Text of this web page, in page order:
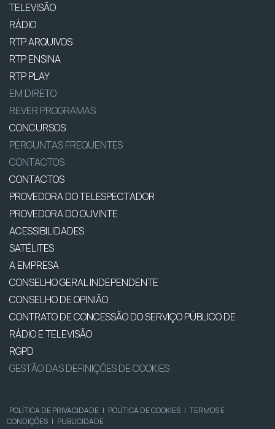
TELEVISÃO
RÁDIO
RTP ARQUIVOS
RTP ENSINA
RTP PLAY
EM DIRETO
REVER PROGRAMAS
CONCURSOS
PERGUNTAS FREQUENTES
CONTACTOS
CONTACTOS
PROVEDORA DO TELESPECTADOR
PROVEDORA DO OUVINTE
ACESSIBILIDADES
SATÉLITES
A EMPRESA
CONSELHO GERAL INDEPENDENTE
CONSELHO DE OPINIÃO
CONTRATO DE CONCESSÃO DO SERVIÇO PÚBLICO DE
RÁDIO E TELEVISÃO
RGPD
GESTÃO DAS DEFINIÇÕES DE COOKIES
POLÍTICA DE PRIVACIDADE | POLÍTICA DE COOKIES | TERMOS E
CONDIÇÕES | PUBLICIDADE